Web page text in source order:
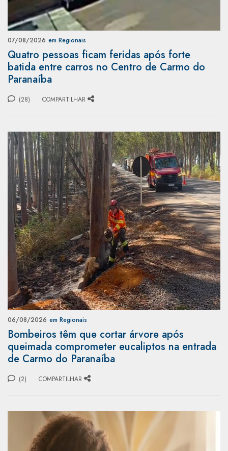
07/08/2026 em Regionais
Quatro pessoas ficam feridas após forte
batida entre carros no Centro de Carmo do
Paranaíba
(28) COMPARTILHAR
06/08/2026 em Regionais
Bombeiros têm que cortar árvore após
queimada comprometer eucaliptos na entrada
de Carmo do Paranaíba
(2) COMPARTILHAR